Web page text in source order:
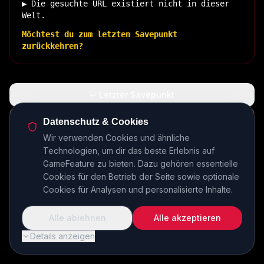
▶ Die gesuchte URL existiert nicht in dieser
Welt.
Möchtest du zum letzten Savepunkt
zurückkehren?
🏠 Zurück zur Basis
INSERT COIN TO CONTINUE...
Datenschutz & Cookies
Wir verwenden Cookies und ähnliche
Technologien, um dir das beste Erlebnis auf
GameFeature zu bieten. Dazu gehören essentielle
Cookies für den Betrieb der Seite sowie optionale
Cookies für Analysen und personalisierte Inhalte.
Details anzeigen
Alle ablehnen Alle akzeptieren